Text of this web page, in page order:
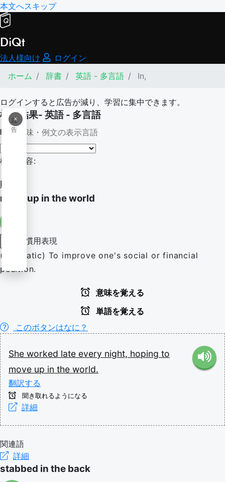
本文へスキップ
DiQt
法人様向け
ログイン
ホーム
辞書 英語 - 多言語 In,
ログインすると広告が減り、学習に集中できます。
×
広
告
検索結果- 英語 - 多言語
意味・例文の表示言語
検索内容:
In,
move up in the world
慣用表現
(idiomatic) To improve one's social or financial
position.
意味を覚える
単語を覚える
このボタンはなに？
She worked late every night, hoping to
move up in the world.
翻訳する
聞き取れるようになる
詳細
関連語
詳細
stabbed in the back